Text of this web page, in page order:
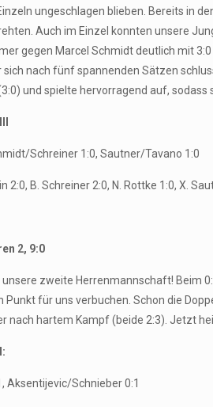
ungeschlagen blieben. Bereits in
Auch im Einzel konnten unsere
gegen Marcel Schmidt deutlich mit
sich nach fünf spannenden Sätzen
und spielte hervorragend auf,
Schreiner 1:0, Sautner/Tavano 1:0
2:0, B. Schreiner 2:0, N. Rottke 1:0, X.
2, 9:0
zweite Herrenmannschaft! Beim
für uns verbuchen. Schon die
nach hartem Kampf (beide 2:3). Jetzt
Aksentijevic/Schnieber 0:1